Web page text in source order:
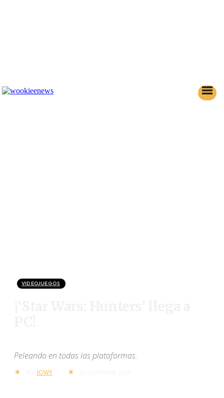
VIDEOJUEGOS
Peleando en todas las plataformas.
JOWY